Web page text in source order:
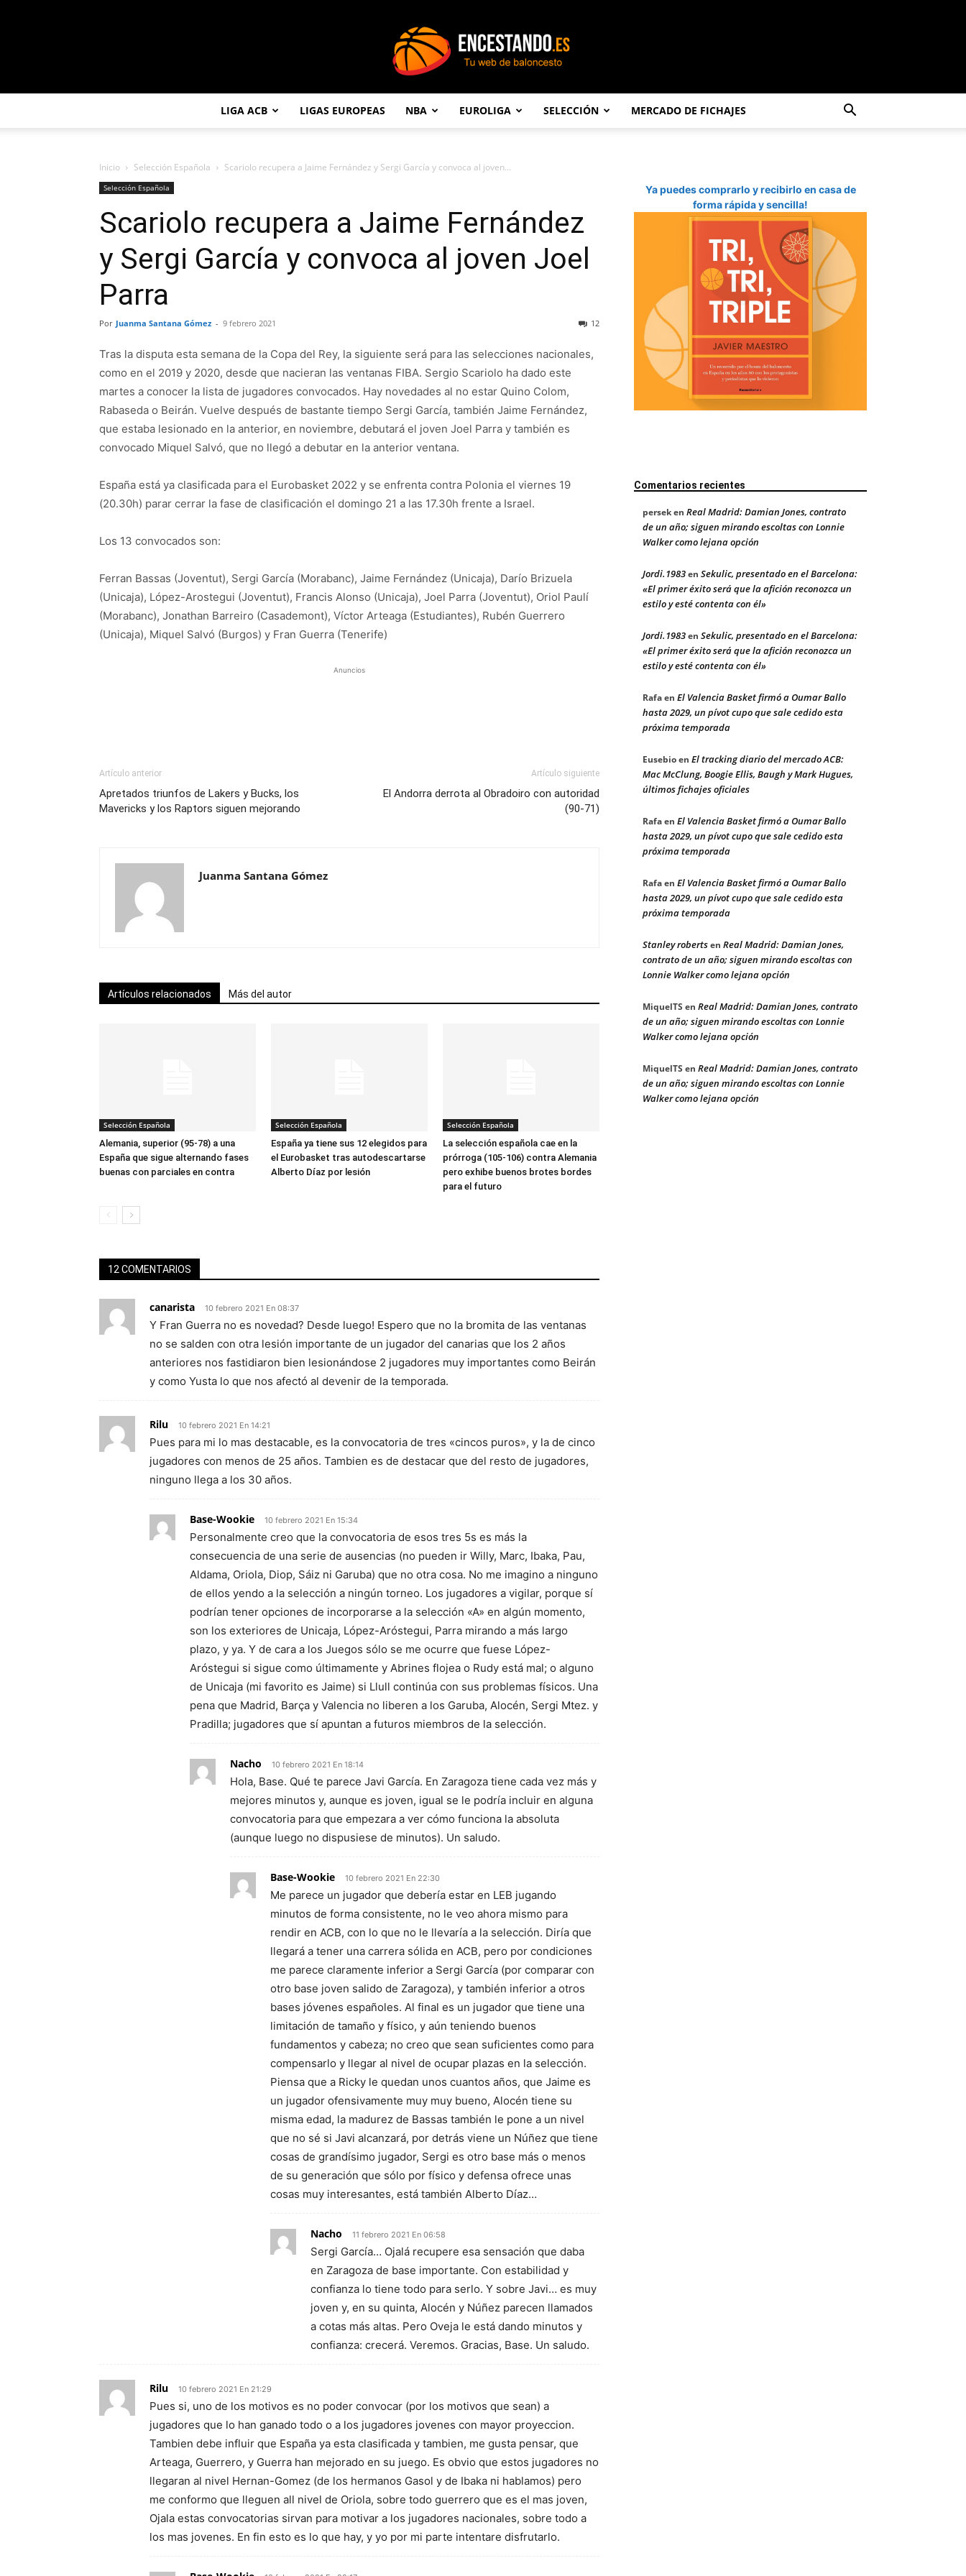
LIGA ACB LIGAS EUROPEAS NBA EUROLIGA SELECCIÓN MERCADO DE FICHAJES
Inicio Selección Española Scariolo recupera a Jaime Fernández y Sergi García y convoca al joven...
Selección Española
Scariolo recupera a Jaime Fernández
y Sergi García y convoca al joven Joel
Parra
Por Juanma Santana Gómez - 9 febrero 2021 12
Tras la disputa esta semana de la Copa del Rey, la siguiente será para las selecciones nacionales,
como en el 2019 y 2020, desde que nacieran las ventanas FIBA. Sergio Scariolo ha dado este
martes a conocer la lista de jugadores convocados. Hay novedades al no estar Quino Colom,
Rabaseda o Beirán. Vuelve después de bastante tiempo Sergi García, también Jaime Fernández,
que estaba lesionado en la anterior, en noviembre, debutará el joven Joel Parra y también es
convocado Miquel Salvó, que no llegó a debutar en la anterior ventana.
España está ya clasificada para el Eurobasket 2022 y se enfrenta contra Polonia el viernes 19
(20.30h) parar cerrar la fase de clasificación el domingo 21 a las 17.30h frente a Israel.
Los 13 convocados son:
Ferran Bassas (Joventut), Sergi García (Morabanc), Jaime Fernández (Unicaja), Darío Brizuela
(Unicaja), López-Arostegui (Joventut), Francis Alonso (Unicaja), Joel Parra (Joventut), Oriol Paulí
(Morabanc), Jonathan Barreiro (Casademont), Víctor Arteaga (Estudiantes), Rubén Guerrero
(Unicaja), Miquel Salvó (Burgos) y Fran Guerra (Tenerife)
Anuncios
Artículo anterior
Apretados triunfos de Lakers y Bucks, los
Mavericks y los Raptors siguen mejorando
Artículo siguiente
El Andorra derrota al Obradoiro con autoridad
(90-71)
Juanma Santana Gómez
Artículos relacionados Más del autor
Selección Española
Alemania, superior (95-78) a una
España que sigue alternando fases
buenas con parciales en contra
Selección Española
España ya tiene sus 12 elegidos para
el Eurobasket tras autodescartarse
Alberto Díaz por lesión
Selección Española
La selección española cae en la
prórroga (105-106) contra Alemania
pero exhibe buenos brotes bordes
para el futuro
12 COMENTARIOS
canarista 10 febrero 2021 En 08:37
Y Fran Guerra no es novedad? Desde luego! Espero que no la bromita de las ventanas
no se salden con otra lesión importante de un jugador del canarias que los 2 años
anteriores nos fastidiaron bien lesionándose 2 jugadores muy importantes como Beirán
y como Yusta lo que nos afectó al devenir de la temporada.
Rilu 10 febrero 2021 En 14:21
Pues para mi lo mas destacable, es la convocatoria de tres «cincos puros», y la de cinco
jugadores con menos de 25 años. Tambien es de destacar que del resto de jugadores,
ninguno llega a los 30 años.
Base-Wookie 10 febrero 2021 En 15:34
Personalmente creo que la convocatoria de esos tres 5s es más la
consecuencia de una serie de ausencias (no pueden ir Willy, Marc, Ibaka, Pau,
Aldama, Oriola, Diop, Sáiz ni Garuba) que no otra cosa. No me imagino a ninguno
de ellos yendo a la selección a ningún torneo. Los jugadores a vigilar, porque sí
podrían tener opciones de incorporarse a la selección «A» en algún momento,
son los exteriores de Unicaja, López-Aróstegui, Parra mirando a más largo
plazo, y ya. Y de cara a los Juegos sólo se me ocurre que fuese López-
Aróstegui si sigue como últimamente y Abrines flojea o Rudy está mal; o alguno
de Unicaja (mi favorito es Jaime) si Llull continúa con sus problemas físicos. Una
pena que Madrid, Barça y Valencia no liberen a los Garuba, Alocén, Sergi Mtez. y
Pradilla; jugadores que sí apuntan a futuros miembros de la selección.
Nacho 10 febrero 2021 En 18:14
Hola, Base. Qué te parece Javi García. En Zaragoza tiene cada vez más y
mejores minutos y, aunque es joven, igual se le podría incluir en alguna
convocatoria para que empezara a ver cómo funciona la absoluta
(aunque luego no dispusiese de minutos). Un saludo.
Base-Wookie 10 febrero 2021 En 22:30
Me parece un jugador que debería estar en LEB jugando
minutos de forma consistente, no le veo ahora mismo para
rendir en ACB, con lo que no le llevaría a la selección. Diría que
llegará a tener una carrera sólida en ACB, pero por condiciones
me parece claramente inferior a Sergi García (por comparar con
otro base joven salido de Zaragoza), y también inferior a otros
bases jóvenes españoles. Al final es un jugador que tiene una
limitación de tamaño y físico, y aún teniendo buenos
fundamentos y cabeza; no creo que sean suficientes como para
compensarlo y llegar al nivel de ocupar plazas en la selección.
Piensa que a Ricky le quedan unos cuantos años, que Jaime es
un jugador ofensivamente muy muy bueno, Alocén tiene su
misma edad, la madurez de Bassas también le pone a un nivel
que no sé si Javi alcanzará, por detrás viene un Núñez que tiene
cosas de grandísimo jugador, Sergi es otro base más o menos
de su generación que sólo por físico y defensa ofrece unas
cosas muy interesantes, está también Alberto Díaz…
Nacho 11 febrero 2021 En 06:58
Sergi García… Ojalá recupere esa sensación que daba
en Zaragoza de base importante. Con estabilidad y
confianza lo tiene todo para serlo. Y sobre Javi… es muy
joven y, en su quinta, Alocén y Núñez parecen llamados
a cotas más altas. Pero Oveja le está dando minutos y
confianza: crecerá. Veremos. Gracias, Base. Un saludo.
Rilu 10 febrero 2021 En 21:29
Pues si, uno de los motivos es no poder convocar (por los motivos que sean) a
jugadores que lo han ganado todo o a los jugadores jovenes con mayor proyeccion.
Tambien debe influir que España ya esta clasificada y tambien, me gusta pensar, que
Arteaga, Guerrero, y Guerra han mejorado en su juego. Es obvio que estos jugadores no
llegaran al nivel Hernan-Gomez (de los hermanos Gasol y de Ibaka ni hablamos) pero
me conformo que lleguen all nivel de Oriola, sobre todo guerrero que es el mas joven,
Ojala estas convocatorias sirvan para motivar a los jugadores nacionales, sobre todo a
los mas jovenes. En fin esto es lo que hay, y yo por mi parte intentare disfrutarlo.
Ya puedes comprarlo y recibirlo en casa de
forma rápida y sencilla!
Comentarios recientes
perseken Real Madrid: Damian Jones, contrato
de un año; siguen mirando escoltas con Lonnie
Walker como lejana opción
Jordi.1983en Sekulic, presentado en el Barcelona:
«El primer éxito será que la afición reconozca un
estilo y esté contenta con él»
Jordi.1983en Sekulic, presentado en el Barcelona:
«El primer éxito será que la afición reconozca un
estilo y esté contenta con él»
Rafaen El Valencia Basket firmó a Oumar Ballo
hasta 2029, un pívot cupo que sale cedido esta
próxima temporada
Eusebioen El tracking diario del mercado ACB:
Mac McClung, Boogie Ellis, Baugh y Mark Hugues,
últimos fichajes oficiales
Rafaen El Valencia Basket firmó a Oumar Ballo
hasta 2029, un pívot cupo que sale cedido esta
próxima temporada
Rafaen El Valencia Basket firmó a Oumar Ballo
hasta 2029, un pívot cupo que sale cedido esta
próxima temporada
Stanley robertsen Real Madrid: Damian Jones,
contrato de un año; siguen mirando escoltas con
Lonnie Walker como lejana opción
MiquelTS en Real Madrid: Damian Jones, contrato
de un año; siguen mirando escoltas con Lonnie
Walker como lejana opción
MiquelTS en Real Madrid: Damian Jones, contrato
de un año; siguen mirando escoltas con Lonnie
Walker como lejana opción